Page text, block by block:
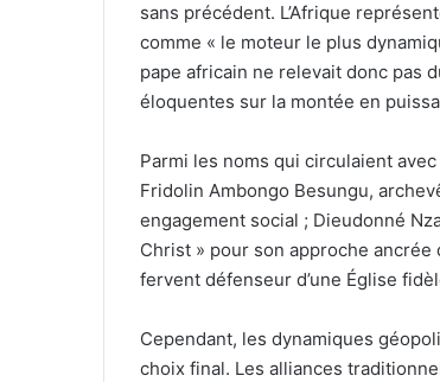
sans précédent. L’Afrique
comme « le moteur le plus
pape africain ne relevait donc pas
éloquentes sur la montée en
Parmi les noms qui circulaient
Fridolin Ambongo Besungu,
engagement social ; Dieudonné
Christ » pour son approche
fervent défenseur d’une Église
Cependant, les dynamiques
choix final. Les alliances